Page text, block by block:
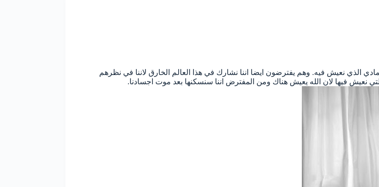
الذي نعيش فيه. وهم يفترضون ايضا اننا نشارك في هذا العالم الخارق لاننا في نظرهم
نعيش فيها لان الله يعيش هناك ومن المفترض اننا سنسكنها بعد موت اجسادنا.